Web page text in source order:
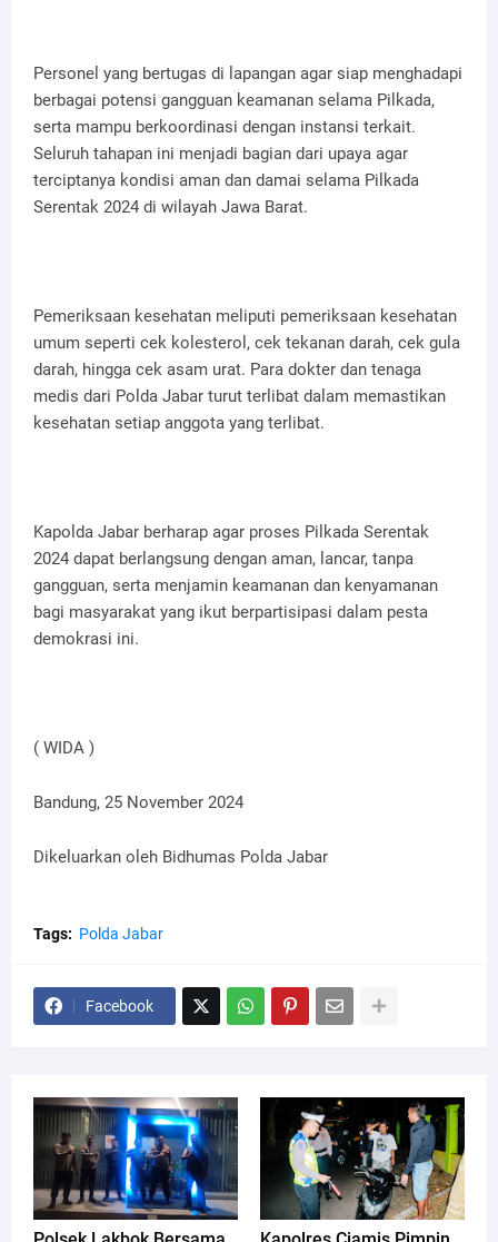
Personel yang bertugas di lapangan agar siap menghadapi
berbagai potensi gangguan keamanan selama Pilkada,
serta mampu berkoordinasi dengan instansi terkait.
Seluruh tahapan ini menjadi bagian dari upaya agar
terciptanya kondisi aman dan damai selama Pilkada
Serentak 2024 di wilayah Jawa Barat.
Pemeriksaan kesehatan meliputi pemeriksaan kesehatan
umum seperti cek kolesterol, cek tekanan darah, cek gula
darah, hingga cek asam urat. Para dokter dan tenaga
medis dari Polda Jabar turut terlibat dalam memastikan
kesehatan setiap anggota yang terlibat.
Kapolda Jabar berharap agar proses Pilkada Serentak
2024 dapat berlangsung dengan aman, lancar, tanpa
gangguan, serta menjamin keamanan dan kenyamanan
bagi masyarakat yang ikut berpartisipasi dalam pesta
demokrasi ini.
( WIDA )
Bandung, 25 November 2024
Dikeluarkan oleh Bidhumas Polda Jabar
Tags: Polda Jabar
Facebook